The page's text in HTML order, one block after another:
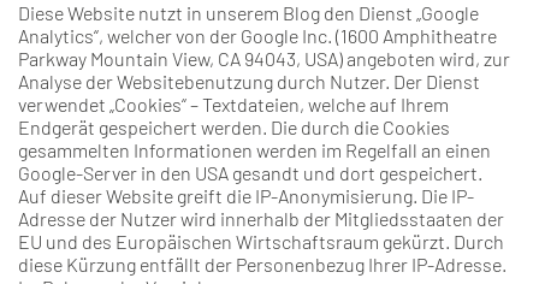
Diese Website nutzt in unserem Blog den Dienst „Google
Analytics“, welcher von der Google Inc. (1600 Amphitheatre
Parkway Mountain View, CA 94043, USA) angeboten wird, zur
Analyse der Websitebenutzung durch Nutzer. Der Dienst
verwendet „Cookies“ – Textdateien, welche auf Ihrem
Endgerät gespeichert werden. Die durch die Cookies
gesammelten Informationen werden im Regelfall an einen
Google-Server in den USA gesandt und dort gespeichert.
Auf dieser Website greift die IP-Anonymisierung. Die IP-
Adresse der Nutzer wird innerhalb der Mitgliedsstaaten der
EU und des Europäischen Wirtschaftsraum gekürzt. Durch
diese Kürzung entfällt der Personenbezug Ihrer IP-Adresse.